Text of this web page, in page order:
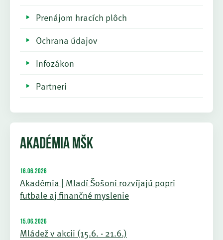
Prenájom hracích plôch
Ochrana údajov
Infozákon
Partneri
AKADÉMIA MŠK
16.06.2026
Akadémia | Mladí Šošoni rozvíjajú popri
futbale aj finančné myslenie
15.06.2026
Mládež v akcii (15.6. - 21.6.)